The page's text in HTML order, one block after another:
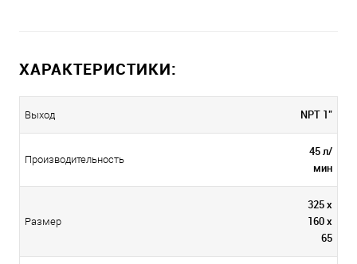
ХАРАКТЕРИСТИКИ:
Выход NPT 1"
Производительность
45 л/
мин
Размер
325 х
160 х
65